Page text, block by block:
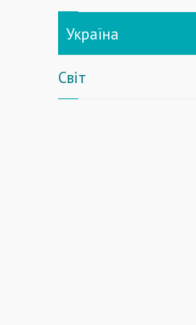
Україна
Світ